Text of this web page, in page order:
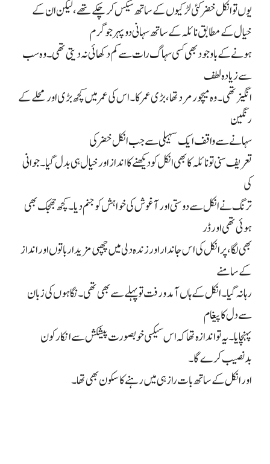
یوں تو انکل خضر کئی لڑکیوں کے ساتھ سیکس کر چکے تھے ، لیکن ان کے
خیال کے مطابق نائلہ کے ساتھ سہانی دوپہر جو گرم
ہونے کے باوجود بھی کسی سہاگ رات سے کم دکھائی نہ دیتی تھی۔وہ سب
سے زیادہ لطف
انگیز تھی ۔ وہ میچور مرد تھا، بڑی عمر کا۔ اس کی عمر میں کچھ بڑی اور محلے کے
رنگین
سہانے سے واقف ایک سہیلی سے جب انکل خضر کی
تعریف سنی تو نائلہ کا بھی انکل کو دیکھنے کا انداز اور خیال ہی بدل گیا۔ جوانی
کی
ترنگ نے انکل سے دوستی اور آغوش کی خواہش کو جنم دیا۔ کچھ جھجک بھی
ہوئی تھی اور ڈر
بھی لگا، پر انکل کی اس جاندار اور زندہ دلی میں چھپی مزیدار باتوں اور انداز
کے سامنے
رہا نہ گیا۔ انکل کے ہاں آمد و رفت تو پہلے سے بھی تھی۔ نگاہوں کی زبان
سے دل کا پیغام
پہنچایا۔ یہ تو اندازہ تھا کہ اس سیکسی خوبصورت پیشکش سے انکار کون
بدنصیب کرے گا۔
اور انکل کے ساتھ بات راز ہی میں رہنے کا سکون بھی تھا۔